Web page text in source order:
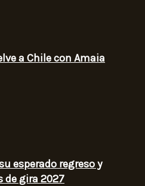
a Chile con Amaia
esperado regreso y
de gira 2027